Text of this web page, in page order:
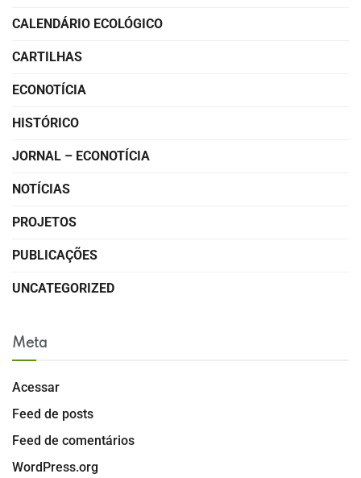
CALENDÁRIO ECOLÓGICO
CARTILHAS
ECONOTÍCIA
HISTÓRICO
JORNAL – ECONOTÍCIA
NOTÍCIAS
PROJETOS
PUBLICAÇÕES
UNCATEGORIZED
Meta
Acessar
Feed de posts
Feed de comentários
WordPress.org